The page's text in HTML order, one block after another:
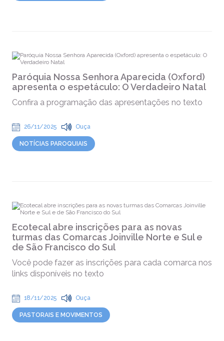
Paróquia Nossa Senhora Aparecida (Oxford)
apresenta o espetáculo: O Verdadeiro Natal
Confira a programação das apresentações no texto
26/11/2025 Ouça
NOTÍCIAS PAROQUIAIS
Ecotecal abre inscrições para as novas
turmas das Comarcas Joinville Norte e Sul e
de São Francisco do Sul
Você pode fazer as inscrições para cada comarca nos
links disponíveis no texto
18/11/2025 Ouça
PASTORAIS E MOVIMENTOS